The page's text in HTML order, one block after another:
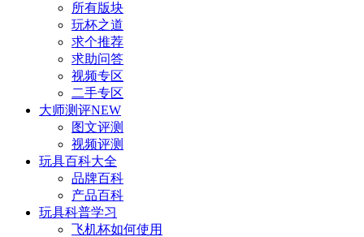
所有版块
玩杯之道
求个推荐
求助问答
视频专区
二手专区
大师测评NEW
图文评测
视频评测
玩具百科大全
品牌百科
产品百科
玩具科普学习
飞机杯如何使用